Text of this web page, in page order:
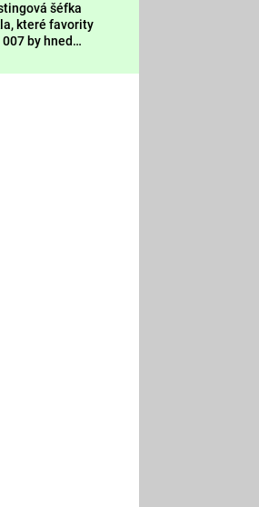
nás
šéfka
které favority
by hned